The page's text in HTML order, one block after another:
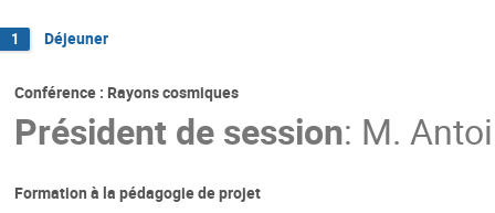
1 Déjeuner
Conférence : Rayons cosmiques
Président de session: M.
Formation à la pédagogie de projet